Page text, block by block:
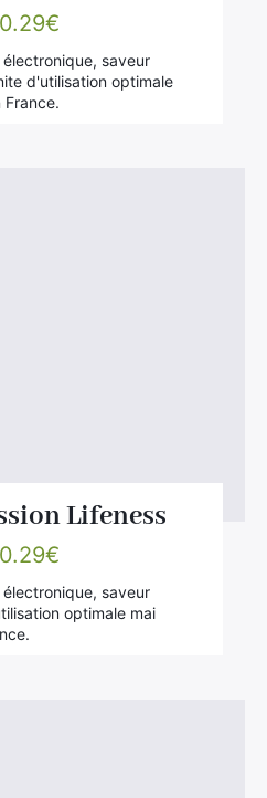
0.29€
saveur
d'utilisation optimale
France.
Lifeness
0.29€
saveur
optimale mai